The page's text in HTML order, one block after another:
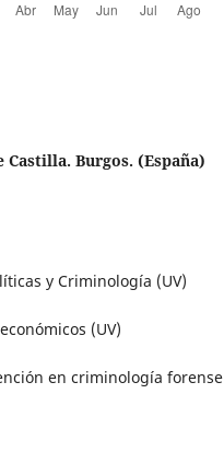
Burgos. (España)
y Criminología (UV)
(UV)
en criminología forense